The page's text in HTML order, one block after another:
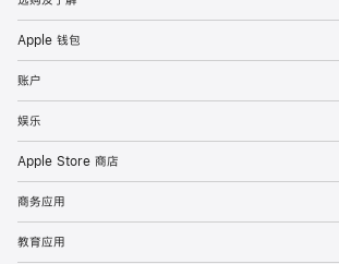
Apple 钱包
账户
娱乐
Apple Store 商店
商务应用
教育应用